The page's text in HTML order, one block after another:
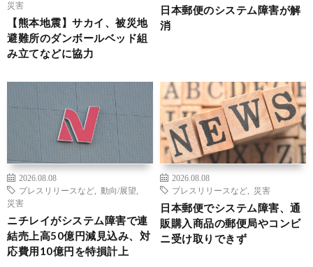
災害
【熊本地震】サカイ、被災地
避難所のダンボールベッド組
み立てなどに協力
日本郵便のシステム障害が解
消
2026.08.08
プレスリリースなど
動向/展望
災害
ニチレイがシステム障害で連
結売上高50億円減見込み、対
応費用10億円を特損計上
2026.08.08
プレスリリースなど
災害
日本郵便でシステム障害、通
販購入商品の郵便局やコンビ
ニ受け取りできず